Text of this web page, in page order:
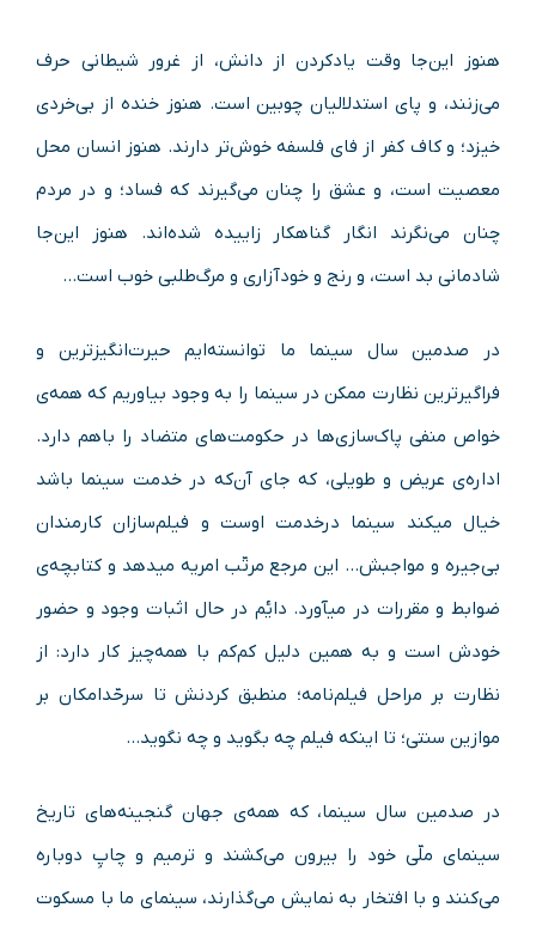
هنوز این‌جا وقت یادکردن از دانش، از غرور شیطانی حرف
می‌زنند، و پای استدلالیان چوبین است. هنوز خنده از بی‌خردی
خیزد؛ و کاف کفر از فای فلسفه خوش‌تر دارند. هنوز انسان محل
معصیت است، و عشق را چنان می‌گیرند که فساد؛ و در مردم
چنان می‌نگرند انگار گناهکار زاییده شده‌اند. هنوز این‌جا
شادمانی بد است، و رنج و خودآزاری و مرگ‌طلبی خوب است…
در صدمین سال سینما ما توانسته‌ایم حیرت‌انگیزترین و
فراگیرترین نظارت ممکن در سینما را به‌ وجود بیاوریم که همه‌ی
خواص منفی پاک‌سازی‌ها در حکومت‌های متضاد را باهم دارد.
اداره‌ی عریض و طویلی، که جای آن‌که در خدمت سینما باشد
خیال می‎کند سینما درخدمت اوست و فیلم‌سازان کارمندان
بی‌جیره و مواجبش… این مرجع مرتّب امریه می‎دهد و کتابچه‌ی
ضوابط و مقررات در می‎آورد. دایٔم در حال اثبات وجود و حضور
خودش است و به همین دلیل کم‌کم با همه‌چیز کار دارد: از
نظارت بر مراحل فیلم‌نامه؛ منطبق کردنش تا سرحّدامکان بر
موازین سنتی؛ تا اینکه فیلم چه بگوید و چه نگوید…
در صدمین سال سینما، که همه‌ی جهان گنجینه‌های تاریخ
سینمای ملّی خود را بیرون می‌کشند و ترمیم و چاپِ دوباره
می‌کنند و با افتخار به نمایش می‌گذارند، سینمای ما با مسکوت